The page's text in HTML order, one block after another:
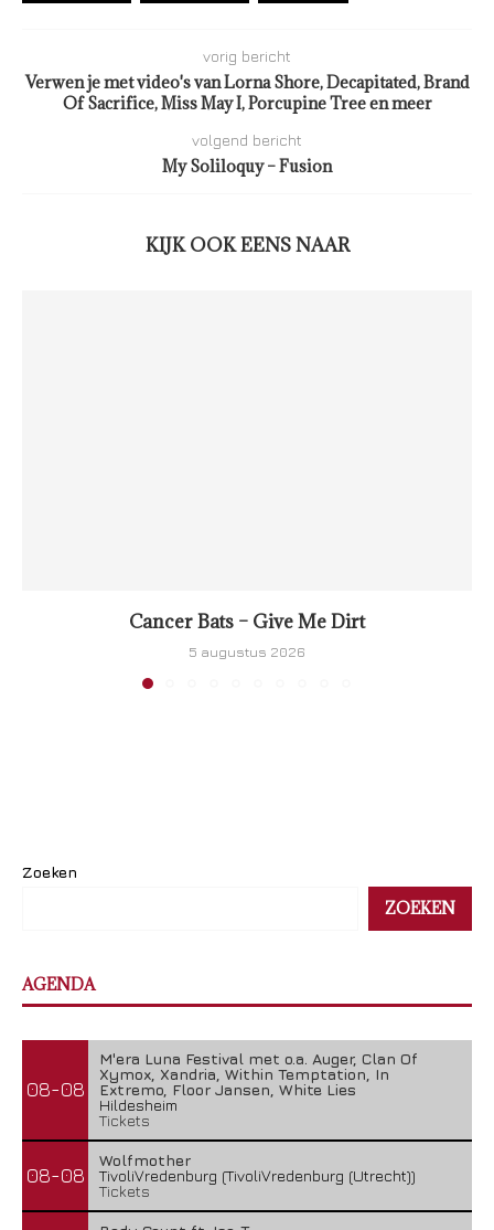
vorig bericht
Verwen je met video's van Lorna Shore, Decapitated, Brand
Of Sacrifice, Miss May I, Porcupine Tree en meer
volgend bericht
My Soliloquy – Fusion
KIJK OOK EENS NAAR
Cancer Bats – Give Me Dirt
5 augustus 2026
Zoeken
ZOEKEN
AGENDA
08-08
M'era Luna Festival met o.a. Auger, Clan Of
Xymox, Xandria, Within Temptation, In
Extremo, Floor Jansen, White Lies
Hildesheim
Tickets
08-08
Wolfmother
TivoliVredenburg (TivoliVredenburg (Utrecht))
Tickets